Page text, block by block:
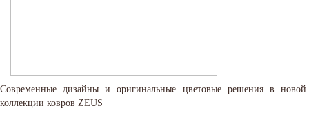
Современные дизайны и оригинальные цветовые решения в новой
коллекции ковров ZEUS